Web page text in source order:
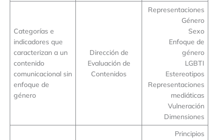
Categorías e
indicadores que
caracterizan a un
contenido
comunicacional sin
enfoque de
género
Dirección de
Evaluación de
Contenidos
Representaciones
Género
Sexo
Enfoque de
género
LGBTI
Estereotipos
Representaciones
mediáticas
Vulneración
Dimensiones
Principios